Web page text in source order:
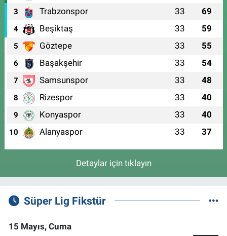
3 Trabzonspor 33 69
4 Beşiktaş 33 59
5 Göztepe 33 55
6 Başakşehir 33 54
7 Samsunspor 33 48
8 Rizespor 33 40
9 Konyaspor 33 40
10 Alanyaspor 33 37
Detaylar için tıklayın
Süper Lig Fikstür
15 Mayıs, Cuma